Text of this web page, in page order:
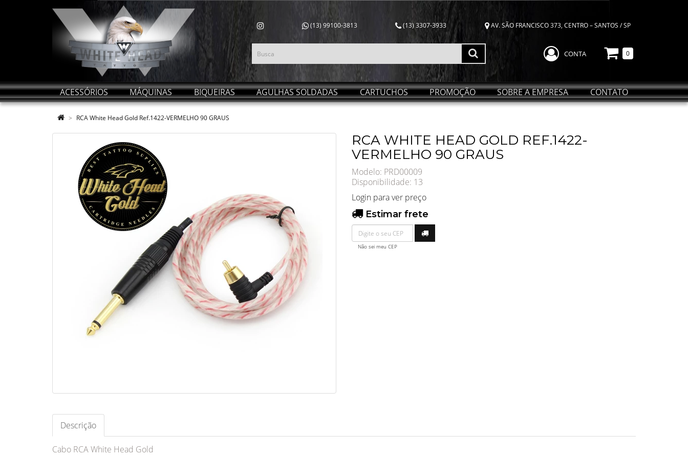
(13) 99100-3813 (13) 3307-3933 AV. SÃO FRANCISCO 373, CENTRO – SANTOS / SP
CONTA 0
ACESSÓRIOS MÁQUINAS BIQUEIRAS AGULHAS SOLDADAS CARTUCHOS PROMOÇÃO SOBRE A EMPRESA CONTATO
RCA White Head Gold Ref.1422-VERMELHO 90 GRAUS
RCA WHITE HEAD GOLD REF.1422-
VERMELHO 90 GRAUS
Modelo: PRD00009
Disponibilidade: 13
Login para ver preço
Estimar frete
Não sei meu CEP
Descrição
Cabo RCA White Head Gold